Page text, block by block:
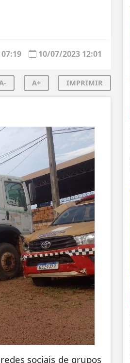
10/07/2023 12:01
A+ IMPRIMIR
sociais de grupos